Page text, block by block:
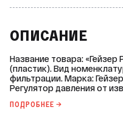
ОПИСАНИЕ
Название товара: «Гейзер
(пластик). Вид номенклатуры: для давления в системах
фильтрации. Марка: Гейзер. Страна-производитель: Россия.
Регулятор давления от
обеспечивает
ПОДРОБНЕЕ →